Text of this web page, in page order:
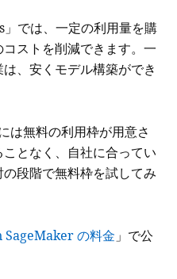
では、一定の利用量を購
ストを削減できます。一
、安くモデル構築ができ
は無料の利用枠が用意さ
となく、自社に合ってい
段階で無料枠を試してみ
SageMaker の料金 」で公